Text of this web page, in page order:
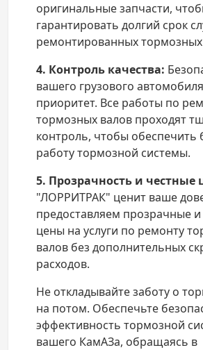
оригинальные запчасти,
гарантировать долгий срок
ремонтированных тормозных
4. Контроль качества:
вашего грузового
приоритет. Все работы по
тормозных валов проходят
контроль, чтобы обеспечить
работу тормозной системы.
5. Прозрачность и честные
"ЛОРРИТРАК" ценит ваше
предоставляем прозрачные
цены на услуги по ремонту
валов без дополнительных
расходов.
Не откладывайте заботу о
на потом. Обеспечьте
эффективность тормозной
вашего КамАЗа, обращаясь в